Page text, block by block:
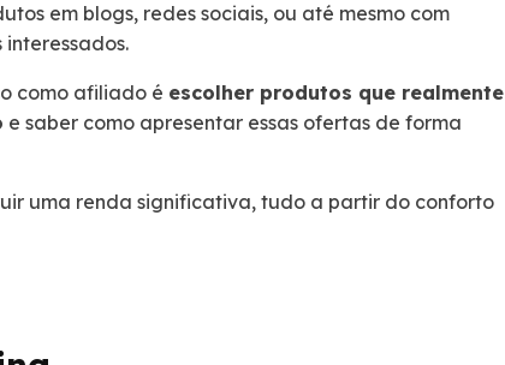
em blogs, redes sociais, ou até mesmo com
como afiliado é escolher produtos que realmente
e saber como apresentar essas ofertas de forma
uma renda significativa, tudo a partir do conforto